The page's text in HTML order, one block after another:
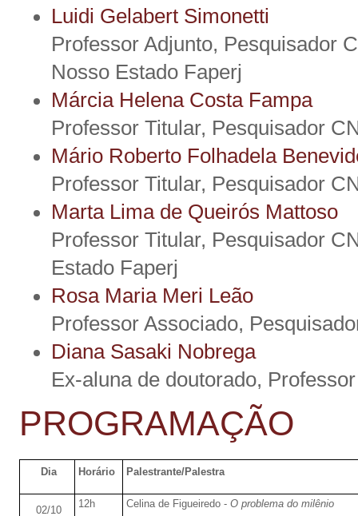
Luidi Gelabert Simonetti
Professor Adjunto, Pesquisador
Nosso Estado Faperj
Márcia Helena Costa Fampa
Professor Titular, Pesquisador
Mário Roberto Folhadela
Professor Titular, Pesquisador
Marta Lima de Queirós Mattoso
Professor Titular, Pesquisador
Estado Faperj
Rosa Maria Meri Leão
Professor Associado,
Diana Sasaki Nobrega
Ex-aluna de doutorado,
PROGRAMAÇÃO
Dia Horário Palestrante/Palestra
02/10
12h Celina de Figueiredo - O problema do milênio